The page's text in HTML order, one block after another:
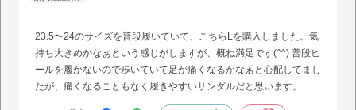
23.5〜24のサイズを普段履いていて、こちらLを購入しました。気
持ち大きめかなぁという感じがしますが、概ね満足です(^^) 普段ヒ
ールを履かないので歩いていて足が痛くなるかなぁと心配してまし
たが、痛くなることもなく履きやすいサンダルだと思います。